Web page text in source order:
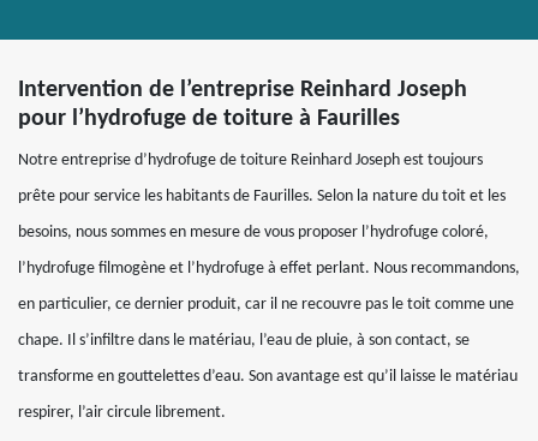
Intervention de l’entreprise Reinhard Joseph
pour l’hydrofuge de toiture à Faurilles
Notre entreprise d’hydrofuge de toiture Reinhard Joseph est toujours
prête pour service les habitants de Faurilles. Selon la nature du toit et les
besoins, nous sommes en mesure de vous proposer l’hydrofuge coloré,
l’hydrofuge filmogène et l’hydrofuge à effet perlant. Nous recommandons,
en particulier, ce dernier produit, car il ne recouvre pas le toit comme une
chape. Il s’infiltre dans le matériau, l’eau de pluie, à son contact, se
transforme en gouttelettes d’eau. Son avantage est qu’il laisse le matériau
respirer, l’air circule librement.